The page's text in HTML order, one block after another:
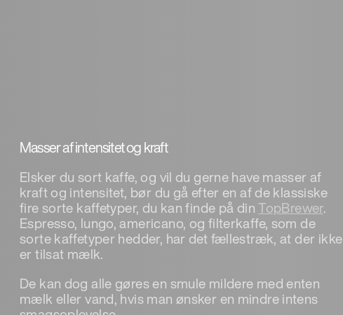
Masser af intensitet og kraft
Elsker du sort kaffe, og vil du gerne have masser af
kraft og intensitet, bør du gå efter en af de klassiske
fire sorte kaffetyper, du kan finde på dinTopBrewer.
Espresso, lungo, americano, og filterkaffe, som de
sorte kaffetyper hedder, har det fællestræk, at der ikke
er tilsat mælk.
De kan dog alle gøres en smule mildere med enten
mælk eller vand, hvis man ønsker en mindre intens